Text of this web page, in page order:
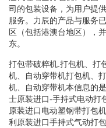
司的包装设备，为用户提
服务。力辰的产品与服务
区（包括港澳台地区），
东。
打包带破粹机.打包机、打
机、自动穿带机打包机、
机、自动穿带机本信息的
士原装进口-手持式电动打
原装进口电动塑钢带打包
利原装进口手持式气动打